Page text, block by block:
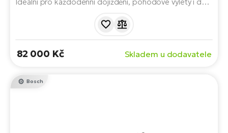
ovladatelnosti, moderního designu a spolehlivého
82 000 Kč Skladem u dodavatele
Bosch